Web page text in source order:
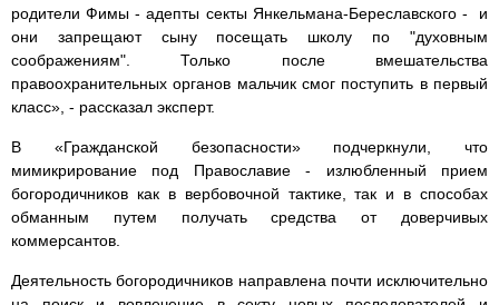
родители Фимы - адепты секты Янкельмана-Береславского - и
они запрещают сыну посещать школу по "духовным
соображениям". Только после вмешательства
правоохранительных органов мальчик смог поступить в первый
класс», - рассказал эксперт.
В «Гражданской безопасности» подчеркнули, что
мимикрирование под Православие - излюбленный прием
богородичников как в вербовочной тактике, так и в способах
обманным путем получать средства от доверчивых
коммерсантов.
Деятельность богородичников направлена почти исключительно